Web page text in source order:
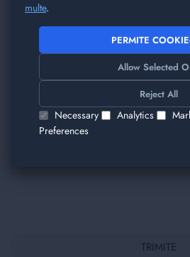
multe.
PERMITE
Allow Selected
Reject All
Necessary Analytics
Preferences
Recenzie
TRIMITE